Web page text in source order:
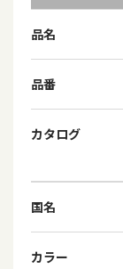
品名
品番
カタログ
国名
カラー